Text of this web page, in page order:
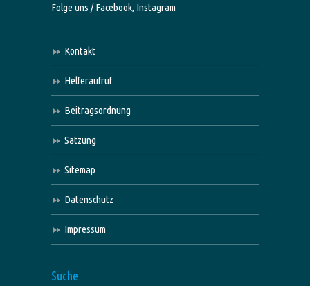
Folge uns /Facebook, Instagram
Kontakt
Helferaufruf
Beitragsordnung
Satzung
Sitemap
Datenschutz
Impressum
Suche